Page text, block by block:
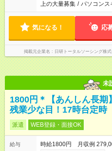
上の大量募集 / パソコンス
気になる！ 応
掲載元企業名 日研トータルソーシング株
未
1800円＊【あんしん長期
残業少な目！17時台定時
派遣 WEB登録・面接OK
給与
時給1800円 月収例